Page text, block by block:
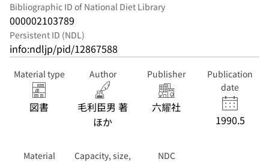
Bibliographic ID of National Diet Library
000002103789
Persistent ID (NDL)
info:ndljp/pid/12867588
Material type
図書
Author
毛利臣男 著
ほか
Publisher
六耀社
Publication
date
1990.5
Material
Capacity, size,
NDC